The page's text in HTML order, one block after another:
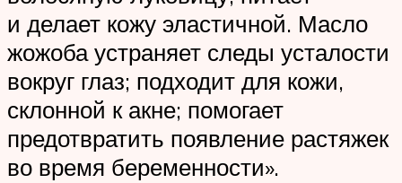
и делает кожу эластичной. Масло
жожоба устраняет следы усталости
вокруг глаз; подходит для кожи,
склонной к акне; помогает
предотвратить появление растяжек
во время беременности».